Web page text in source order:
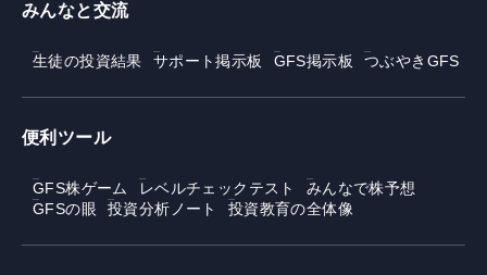
みんなと交流
生徒の投資結果 サポート掲示板 GFS掲示板 つぶやきGFS
便利ツール
GFS株ゲーム レベルチェックテスト
みんなで株予想
GFSの眼
投資分析ノート 投資教育の全体像